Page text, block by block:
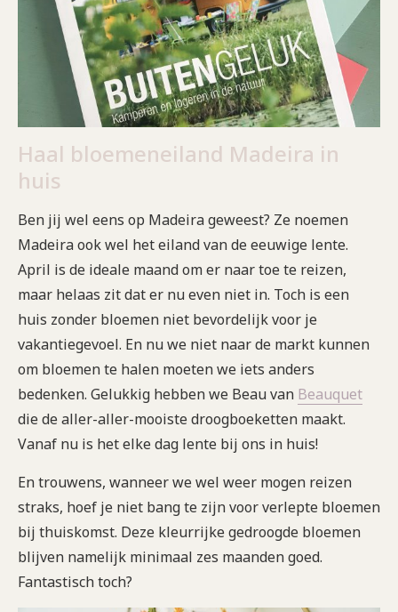
Haal bloemeneiland Madeira in
huis
Ben jij wel eens op Madeira geweest? Ze noemen
Madeira ook wel het eiland van de eeuwige lente.
April is de ideale maand om er naar toe te reizen,
maar helaas zit dat er nu even niet in. Toch is een
huis zonder bloemen niet bevordelijk voor je
vakantiegevoel. En nu we niet naar de markt kunnen
om bloemen te halen moeten we iets anders
bedenken. Gelukkig hebben we Beau van Beauquet
die de aller-aller-mooiste droogboeketten maakt.
Vanaf nu is het elke dag lente bij ons in huis!
En trouwens, wanneer we wel weer mogen reizen
straks, hoef je niet bang te zijn voor verlepte bloemen
bij thuiskomst. Deze kleurrijke gedroogde bloemen
blijven namelijk minimaal zes maanden goed.
Fantastisch toch?